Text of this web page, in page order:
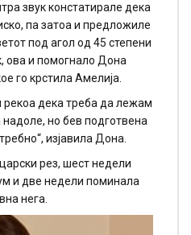
звук констатирале дека
па затоа и предложиле
под агол од 45 степени
ова и помогнало Дона
го крстила Амелија.
рекоа дека треба да лежам
но бев подготвена
изјавила Дона.
рез, шест недели
и две недели поминала
нега.